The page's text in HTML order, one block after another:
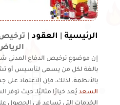
الرئيسية العقود
ترخيص
إن موضوع ترخيص الدفاع المدني
بالغة لكل من يسعى لتأسيس أو
بالأنظمة. لذلك، فإن الاعتماد
السعديُعد خيارًا مثاليًا، حيث
الخدمات التي تساعد في الحصول